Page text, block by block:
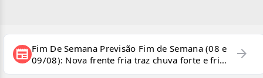
newspaper Fim De Semana Previsão Fim de Semana (08 e
09/08): Nova frente fria traz chuva forte e frio
para áreas do país
arrow_forward